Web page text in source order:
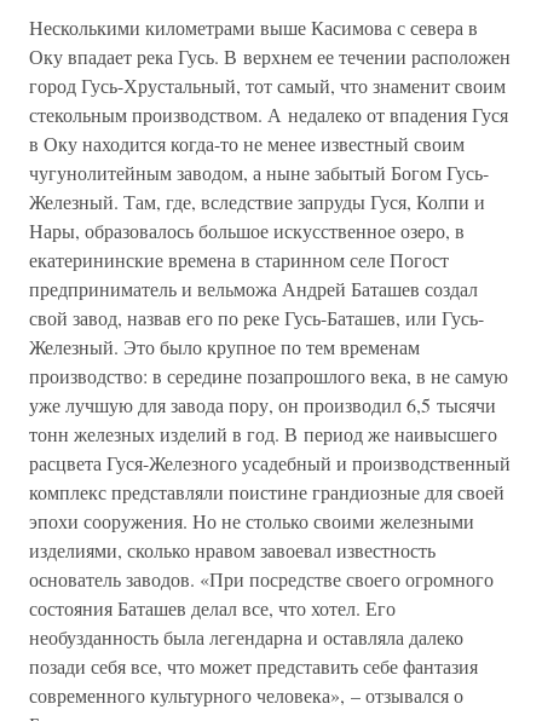
Несколькими километрами выше Касимова с севера в
Оку впадает река Гусь. В верхнем ее течении расположен
город Гусь-Хрустальный, тот самый, что знаменит своим
стекольным производством. А недалеко от впадения Гуся
в Оку находится когда-то не менее известный своим
чугунолитейным заводом, а ныне забытый Богом Гусь-
Железный. Там, где, вследствие запруды Гуся, Колпи и
Нары, образовалось большое искусственное озеро, в
екатерининские времена в старинном селе Погост
предприниматель и вельможа Андрей Баташев создал
свой завод, назвав его по реке Гусь-Баташев, или Гусь-
Железный. Это было крупное по тем временам
производство: в середине позапрошлого века, в не самую
уже лучшую для завода пору, он производил 6,5 тысячи
тонн железных изделий в год. В период же наивысшего
расцвета Гуся-Железного усадебный и производственный
комплекс представляли поистине грандиозные для своей
эпохи сооружения. Но не столько своими железными
изделиями, сколько нравом завоевал известность
основатель заводов. «При посредстве своего огромного
состояния Баташев делал все, что хотел. Его
необузданность была легендарна и оставляла далеко
позади себя все, что может представить себе фантазия
современного культурного человека», – отзывался о